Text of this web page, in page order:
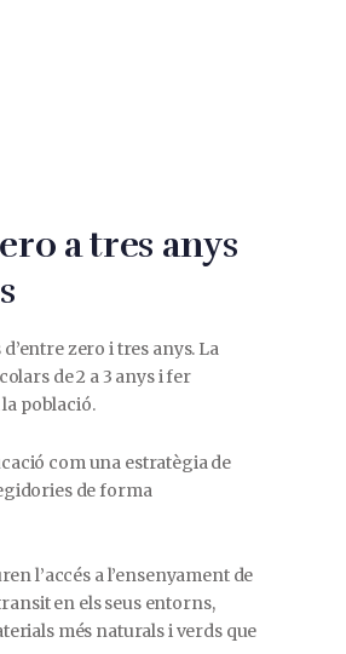
a tres anys
zero i tres anys. La
de 2 a 3 anys i fer
població.
com una estratègia de
de forma
l’accés a l’ensenyament de
en els seus entorns,
més naturals i verds que